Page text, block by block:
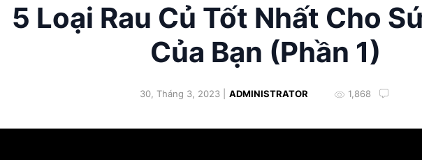
5 Loại Rau Củ Tốt Nhất Cho
Của Bạn (Phần 1)
30, Tháng 3, 2023 | ADMINISTRATOR 1,868